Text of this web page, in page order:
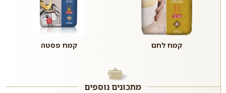
קמח לחם קמח פסטה
מתכונים נוספים